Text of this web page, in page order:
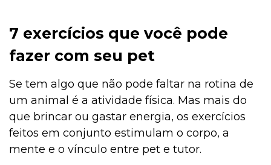
7 exercícios que você pode
fazer com seu pet
Se tem algo que não pode faltar na rotina de
um animal é a atividade física. Mas mais do
que brincar ou gastar energia, os exercícios
feitos em conjunto estimulam o corpo, a
mente e o vínculo entre pet e tutor.